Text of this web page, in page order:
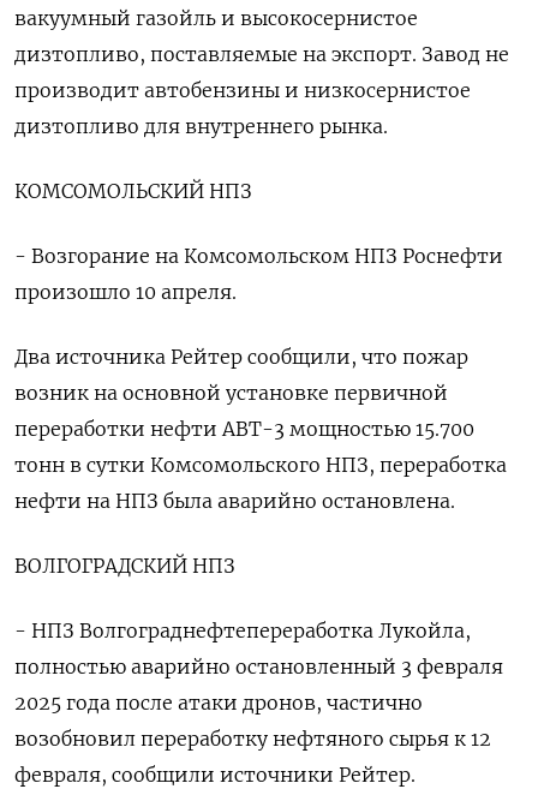
вакуумный газойль и высокосернистое
дизтопливо, поставляемые на экспорт. Завод не
производит автобензины и низкосернистое
дизтопливо для внутреннего рынка.
КОМСОМОЛЬСКИЙ НПЗ
- Возгорание на Комсомольском НПЗ Роснефти
произошло 10 апреля.
Два источника Рейтер сообщили, что пожар
возник на основной установке первичной
переработки нефти АВТ-3 мощностью 15.700
тонн в сутки Комсомольского НПЗ, переработка
нефти на НПЗ была аварийно остановлена.
ВОЛГОГРАДСКИЙ НПЗ
- НПЗ Волгограднефтепереработка Лукойла,
полностью аварийно остановленный 3 февраля
2025 года после атаки дронов, частично
возобновил переработку нефтяного сырья к 12
февраля, сообщили источники Рейтер.